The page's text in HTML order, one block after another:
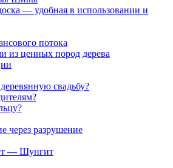
— удобная в использовании и
потока
из ценных пород дерева
свадьбу?
через разрушение
— Шунгит